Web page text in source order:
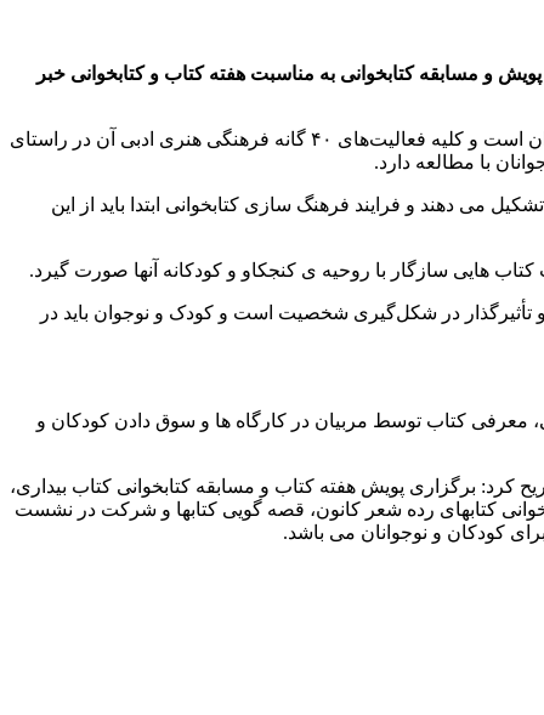
و مسابقه کتابخوانی به مناسبت هفته کتاب و کتابخوانی خبر
شوکت فلاح در گفتگوی اختصاصی با خبرنگار محمودآباد آنلاین گفت: کانون پرورش فکری کودکان و نوجوانان در واقع کتابخانه کودک و نوجوان است و کلیه فعالیت‌های ۴۰ گانه فرهنگی هنری ادبی آن در راستای
با مطالعه دارد.
می دهند و فرایند فرهنگ سازی کتابخوانی ابتدا باید از این
کتاب هایی سازگار با روحیه ی کنجکاو و کودکانه آنها صورت گیرد.
تأثیرگذار در شکل‌گیری شخصیت است و کودک و نوجوان باید در
معرفی کتاب توسط مربیان در کارگاه ها و سوق دادن کودکان و
کرد: برگزاری پویش هفته کتاب و مسابقه کتابخوانی کتاب بیداری،
کتابهای رده شعر کانون، قصه گویی کتابها و شرکت در نشست
کودکان و نوجوانان می باشد.